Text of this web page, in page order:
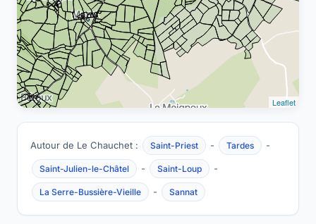
Leaflet
Autour de Le Chauchet : Saint-Priest - Tardes -
Saint-Julien-le-Châtel - Saint-Loup -
La Serre-Bussière-Vieille - Sannat